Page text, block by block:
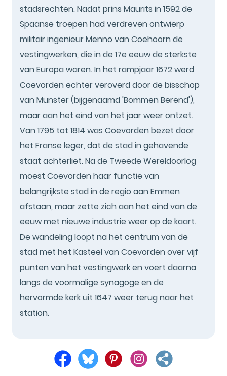
stadsrechten. Nadat prins Maurits in 1592 de
Spaanse troepen had verdreven ontwierp
militair ingenieur Menno van Coehoorn de
vestingwerken, die in de 17e eeuw de sterkste
van Europa waren. In het rampjaar 1672 werd
Coevorden echter veroverd door de bisschop
van Munster (bijgenaamd 'Bommen Berend'),
maar aan het eind van het jaar weer ontzet.
Van 1795 tot 1814 was Coevorden bezet door
het Franse leger, dat de stad in gehavende
staat achterliet. Na de Tweede Wereldoorlog
moest Coevorden haar functie van
belangrijkste stad in de regio aan Emmen
afstaan, maar zette zich aan het eind van de
eeuw met nieuwe industrie weer op de kaart.
De wandeling loopt na het centrum van de
stad met het Kasteel van Coevorden over vijf
punten van het vestingwerk en voert daarna
langs de voormalige synagoge en de
hervormde kerk uit 1647 weer terug naar het
station.